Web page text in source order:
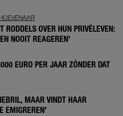
RODDELS OVER HUN PRIVÉLEVEN:
NOOIT REAGEREN'
EURO PER JAAR ZÓNDER DAT
MAAR VINDT HAAR
EMIGREREN'